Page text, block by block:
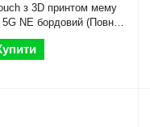
з 3D принтом мему
NE бордовий (Повний